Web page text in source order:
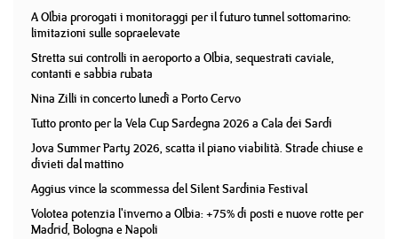
A Olbia prorogati i monitoraggi per il futuro tunnel sottomarino:
limitazioni sulle sopraelevate
Stretta sui controlli in aeroporto a Olbia, sequestrati caviale,
contanti e sabbia rubata
Nina Zilli in concerto lunedì a Porto Cervo
Tutto pronto per la Vela Cup Sardegna 2026 a Cala dei Sardi
Jova Summer Party 2026, scatta il piano viabilità. Strade chiuse e
divieti dal mattino
Aggius vince la scommessa del Silent Sardinia Festival
Volotea potenzia l'inverno a Olbia: +75% di posti e nuove rotte per
Madrid, Bologna e Napoli